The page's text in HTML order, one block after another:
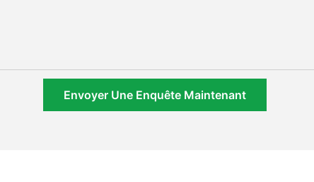
Envoyer Une Enquête Maintenant